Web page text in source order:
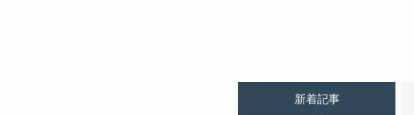
新着記事